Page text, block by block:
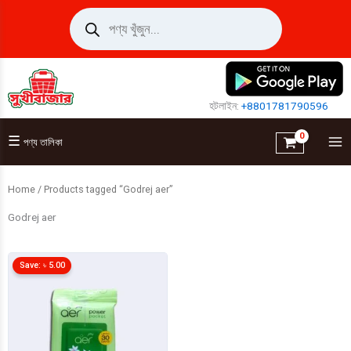
Products
search
হটলাইন:+8801781790596
☰ পণ্য তালিকা
Home / Products tagged “Godrej aer”
Godrej aer
Save: ৳ 5.00